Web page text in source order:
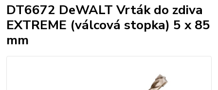
DT6672 DeWALT Vrták do zdiva
EXTREME (válcová stopka) 5 x 85
mm